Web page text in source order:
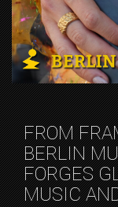
FROM
BERLIN
FORGES
MUSIC